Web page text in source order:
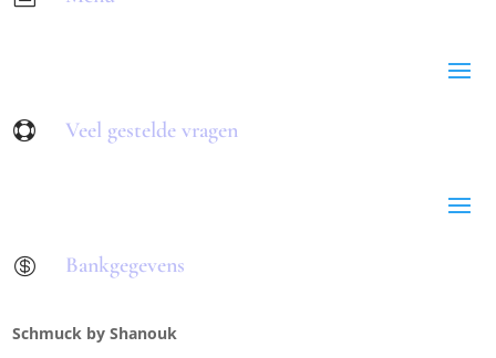
 Veel gestelde vragen
 Bankgegevens
Schmuck by Shanouk